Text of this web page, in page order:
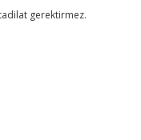
gerektirmez.